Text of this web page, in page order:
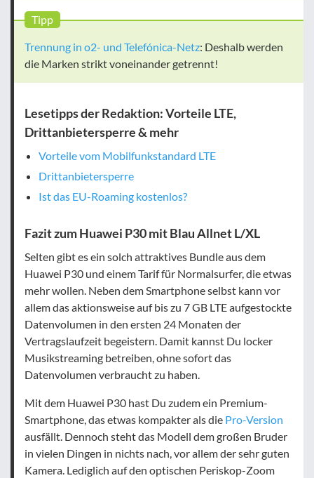
Tipp
Trennung in o2- und Telefónica-Netz: Deshalb werden
die Marken strikt voneinander getrennt!
Lesetipps der Redaktion: Vorteile LTE,
Drittanbietersperre & mehr
Vorteile vom Mobilfunkstandard LTE
Drittanbietersperre
Ist das EU-Roaming kostenlos?
Fazit zum Huawei P30 mit Blau Allnet L/XL
Selten gibt es ein solch attraktives Bundle aus dem
Huawei P30 und einem Tarif für Normalsurfer, die etwas
mehr wollen. Neben dem Smartphone selbst kann vor
allem das aktionsweise auf bis zu 7 GB LTE aufgestockte
Datenvolumen in den ersten 24 Monaten der
Vertragslaufzeit begeistern. Damit kannst Du locker
Musikstreaming betreiben, ohne sofort das
Datenvolumen verbraucht zu haben.
Mit dem Huawei P30 hast Du zudem ein Premium-
Smartphone, das etwas kompakter als die Pro-Version
ausfällt. Dennoch steht das Modell dem großen Bruder
in vielen Dingen in nichts nach, vor allem der sehr guten
Kamera. Lediglich auf den optischen Periskop-Zoom